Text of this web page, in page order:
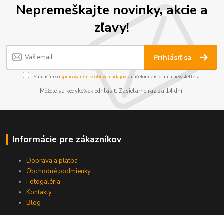
Nepremeškajte novinky, akcie a
zľavy!
Prihlásiť sa
Súhlasím sospracovaním osobných údajov za účelom zasielania newslettera.
Môžete sa kedykoľvek odhlásiť. Zasielame raz za 14 dní.
Informácie pre zákazníkov
Doprava a platba
Obchodné podmienky
Fotogaléria
Kontakty
Blog